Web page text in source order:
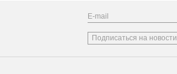
Подписаться на новости